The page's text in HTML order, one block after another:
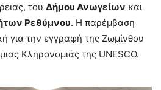
του Δήμου Ανωγείων και
Ρεθύμνου. Η παρέμβαση
για την εγγραφή της Ζωμίνθου
Κληρονομιάς της UNESCO.